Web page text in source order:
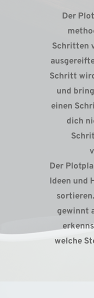
Der
Schritten
Schritt
und
einen
dich
Der
Ideen und
gewinnt
welche